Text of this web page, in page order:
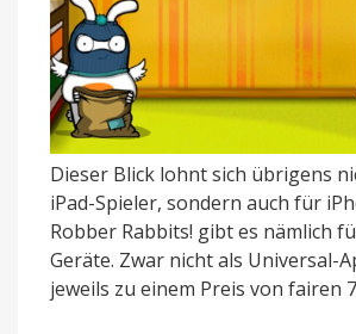
Dieser Blick lohnt sich übrigens
iPad-Spieler, sondern auch für
Robber Rabbits! gibt es nämlich
Geräte. Zwar nicht als Universal-
jeweils zu einem Preis von fairen